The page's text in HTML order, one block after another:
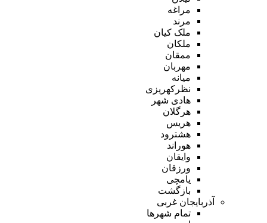
مراغه
مرند
ملک کیان
ملکان
ممقان
مهربان
میانه
نظرکهریزی
هادی شهر
هرگلان
هریس
هشترود
هوراند
وایقان
ورزقان
یامچی
بازگشت
آذربایجان غربی
تمام شهر‌ها